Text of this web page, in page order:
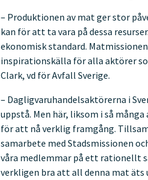
– Produktionen av mat ger stor
kan för att ta vara på dessa
ekonomisk standard.
inspirationskälla för alla aktörer
Clark, vd för Avfall Sverige.
– Dagligvaruhandelsaktörerna i
uppstå. Men här, liksom i så
för att nå verklig framgång.
samarbete med Stadsmissionen
våra medlemmar på ett rationellt
verkligen bra att all denna mat